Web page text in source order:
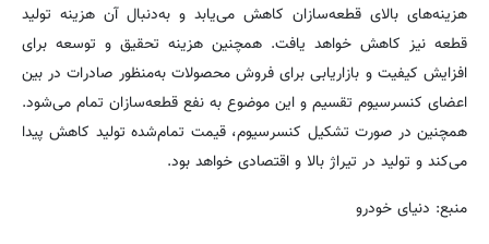
هزینه‌های بالای قطعه‌سازان کاهش می‌یابد و به‌دنبال آن هزینه تولید
قطعه نیز کاهش خواهد یافت. همچنین هزینه تحقیق و توسعه برای
افزایش کیفیت و بازاریابی برای فروش محصولات به‌منظور صادرات در بین
اعضای کنسرسیوم تقسیم و این موضوع به نفع قطعه‌سازان تمام می‌شود.
همچنین در صورت تشکیل کنسرسیوم، قیمت تمام‌شده تولید کاهش پیدا
می‌کند و تولید در تیراژ بالا و اقتصادی خواهد بود.
منبع: دنیای خودرو